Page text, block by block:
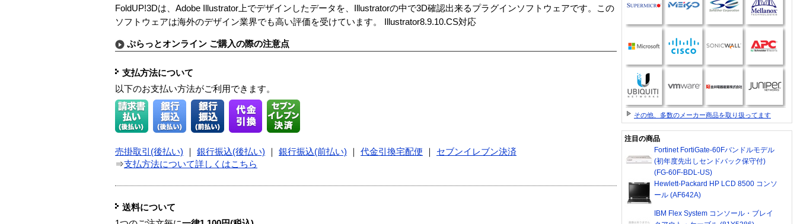
FoldUP!3Dは、Adobe Illustrator上でデザインしたデータを、Illustratorの中で3D確認出来るプラグインソフトウェアです。この
ソフトウェアは海外のデザイン業界でも高い評価を受けています。 Illustrator8.9.10.CS対応
ぷらっとオンライン ご購入の際の注意点
支払方法について
以下のお支払い方法がご利用できます。
売掛取引(後払い) 銀行振込(後払い) 銀行振込(前払い) 代金引換宅配便
セブンイレブン決済
⇒支払方法について詳しくはこちら
送料について
その他、多数のメーカー商品を取り扱ってます
注目の商品
Fortinet FortiGate-60Fバンドルモデル
(初年度先出しセンドバック保守付)
(FG-60F-BDL-US)
Hewlett-Packard HP LCD 8500 コンソ
ール (AF642A)
IBM Flex System コンソール・ブレイ